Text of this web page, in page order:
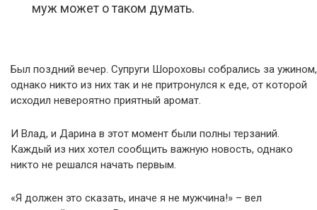
муж может о таком думать.
Был поздний вечер. Супруги Шороховы собрались за ужином,
однако никто из них так и не притронулся к еде, от которой
исходил невероятно приятный аромат.
И Влад, и Дарина в этот момент были полны терзаний.
Каждый из них хотел сообщить важную новость, однако
никто не решался начать первым.
«Я должен это сказать, иначе я не мужчина!» – вел